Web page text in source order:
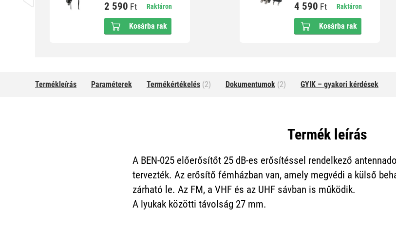
2 590 Ft Raktáron
Kosárba rak
4 590 Ft Raktáron
Kosárba rak
Termékleírás Paraméterek Termékértékelés (2) Dokumentumok (2) GYIK – gyakori kérdések
Termék leírás
A BEN-025 előerősítőt 25 dB-es erősítéssel rendelkező
tervezték. Az erősítő fémházban van, amely megvédi a külső
zárható le. Az FM, a VHF és az UHF sávban is működik.
A lyukak közötti távolság 27 mm.